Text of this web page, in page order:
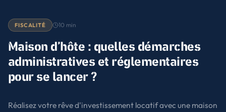
FISCALITÉ 10 min
Maison d’hôte : quelles démarches
administratives et réglementaires
pour se lancer ?
Réalisez votre rêve d'investissement locatif avec une maison